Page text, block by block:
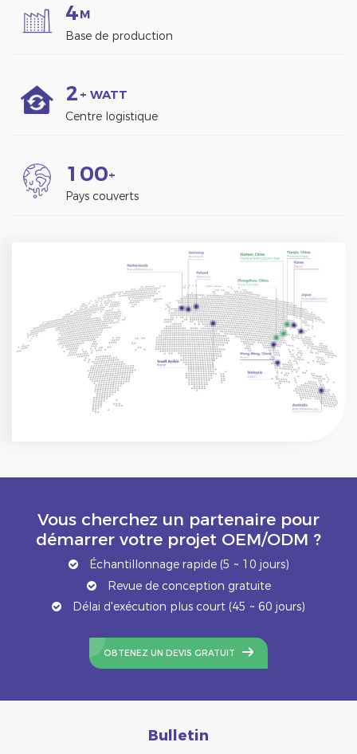
4M
Base de production
2 + WATT
Centre logistique
1 00+
Pays couverts
Vous cherchez un partenaire pour
démarrer votre projet OEM/ODM ?
Échantillonnage rapide (5 ~ 10 jours)
Revue de conception gratuite
Délai d'exécution plus court (45 ~ 60 jours)
OBTENEZ UN DEVIS GRATUIT
Bulletin